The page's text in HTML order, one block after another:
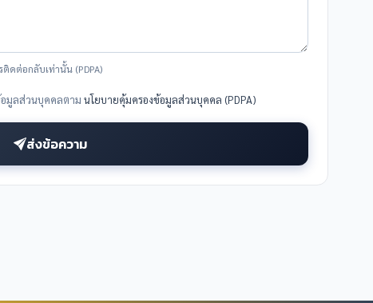
ดต่อกลับเท่านั้น (PDPA)
อมูลส่วนบุคคลตาม นโยบายคุ้มครองข้อมูลส่วนบุคคล (PDPA)
ส่งข้อความ